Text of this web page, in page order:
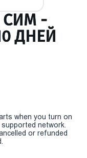
СИМ -
ДНЕЙ
when you turn on
network.
or refunded